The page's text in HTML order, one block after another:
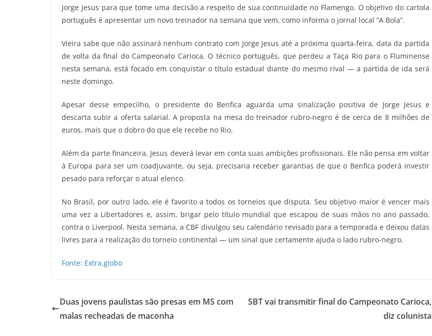
Jorge Jesus para que tome uma decisão a respeito de sua continuidade no Flamengo. O objetivo do cartola
português é apresentar um novo treinador na semana que vem, como informa o jornal local “A Bola”.
Vieira sabe que não assinará nenhum contrato com Jorge Jesus até a próxima quarta-feira, data da partida
de volta da final do Campeonato Carioca. O técnico português, que perdeu a Taça Rio para o Fluminense
nesta semana, está focado em conquistar o título estadual diante do mesmo rival — a partida de ida será
neste domingo.
Apesar desse empecilho, o presidente do Benfica aguarda uma sinalização positiva de Jorge Jesus e
descarta subir a oferta salarial. A proposta na mesa do treinador rubro-negro é de cerca de 8 milhões de
euros, mais que o dobro do que ele recebe no Rio.
Além da parte financeira, Jesus deverá levar em conta suas ambições profissionais. Ele não pensa em voltar
à Europa para ser um coadjuvante, ou seja, precisaria receber garantias de que o Benfica poderá investir
pesado para reforçar o atual elenco.
No Brasil, por outro lado, ele é favorito a todos os torneios que disputa. Seu objetivo maior é vencer mais
uma vez a Libertadores e, assim, brigar pelo título mundial que escapou de suas mãos no ano passado,
contra o Liverpool. Nesta semana, a CBF divulgou seu calendário revisado para a temporada e deixou datas
livres para a realização do torneio continental — um sinal que certamente ajuda o lado rubro-negro.
Fonte: Extra.globo
Duas jovens paulistas são presas em MS com
malas recheadas de maconha
SBT vai transmitir final do Campeonato Carioca,
diz colunista